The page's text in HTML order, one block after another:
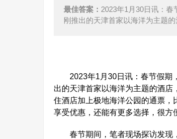
最佳答案： 2023年1月30日讯：
刚推出的天津首家以海洋为主题
2023年1月30日讯：春节假期，
出的天津首家以海洋为主题的酒店
住酒店加上极地海洋公园的通票，
享受优惠，还能有更多选择，很方
春节期间，笔者现场探访发现，